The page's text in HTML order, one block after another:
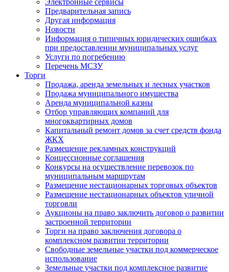
Электронные сервисы
Предварительная запись
Другая информация
Новости
Информация о типичных юридических ошибках
при предоставлении муниципальных услуг
Услуги по погребению
Перечень МСЗУ
Торги
Продажа, аренда земельных и лесных участков
Продажа муниципального имущества
Аренда муниципальной казны
Отбор управляющих компаний для
многоквартирных домов
Капитальный ремонт домов за счет средств фонда
ЖКХ
Размещение рекламных конструкций
Концессионные соглашения
Конкурсы на осуществление перевозок по
муниципальным маршрутам
Размещение нестационарных торговых объектов
Размещение нестационарных объектов уличной
торговли
Аукционы на право заключить договор о развитии
застроенной территории
Торги на право заключения договора о
комплексном развитии территории
Свободные земельные участки под коммерческое
использование
Земельные участки под комплексное развитие